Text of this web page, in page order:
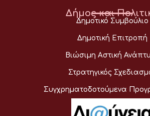
Δήμος και
Δημοτικό Συμβούλιο
Δημοτική Επιτροπή
Βιώσιμη Αστική
Στρατηγικός
Συγχρηματοδοτούμενα